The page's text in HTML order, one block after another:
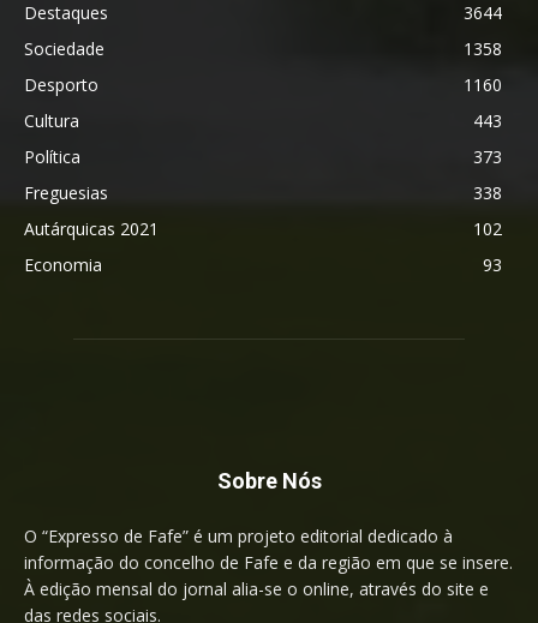
Destaques
3644
Sociedade
1358
Desporto
1160
Cultura
443
Política
373
Freguesias
338
Autárquicas 2021
102
Economia
93
Sobre Nós
O “Expresso de Fafe” é um projeto editorial dedicado à
informação do concelho de Fafe e da região em que se insere.
À edição mensal do jornal alia-se o online, através do site e
das redes sociais.